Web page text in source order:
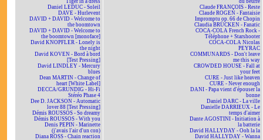
Tiger in a dress
Daniel LEDUC - Soleil
DAVE - Hurlevent
DAVID + DAVID - Welcome to
the boomtown
DAVID + DAVID - Welcome to
the boomtown [monoface]
David KNOPFLER - Lonely is
the night
David KOVEN - Bord à bord
[Test Pressing]
David LINDLEY - Mercury
blues
Dean MARTIN - Change of
heart [White Label]
DECCA/GRUNDIG - Hi-Fi
Stéréo Phase 4
Dee D. JACKSON - Automatic
lover 88 [Test Pressing]
Démis ROUSSOS - So dreamy
Démis ROUSSOS - With you
Denis PEPIN - Marinette
(j'avais l'air d'un con)
Diana ROSS - Chain reaction
du beurre
Claude FRANÇOIS - Reste
Claude ROGEN - Fantaisie
Impromptu op. 66 de Chopin
Claudia BRÜCKEN - Fanatic
COCA-COLA French Rock -
Téléphone + Starshooter
COCA-COLA Nicolas
PEYRAC
COMMUNARDS - Don't leave
me this way
CROWDED HOUSE - Fall at
your feet
CURE - Just like heaven
CURE - Never enough
DANI - Papa vient d'épouser la
bonne
Daniel DARC - La ville
Danielle DARRIEUX - Le
temps d'aimer
Dante AGOSTINI - Initiation à
la batterie
David HALLYDAY - Ooh la la
David HALLYDAY - Wanna